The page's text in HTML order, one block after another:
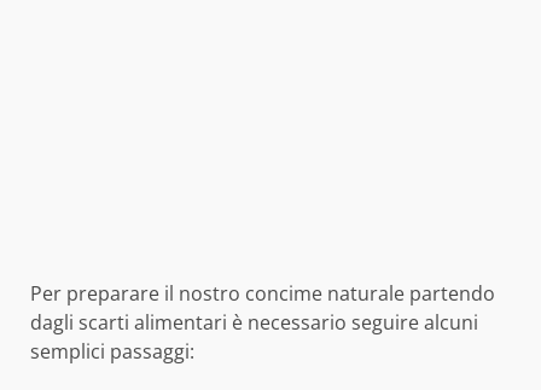
Per preparare il nostro concime naturale partendo
dagli scarti alimentari è necessario seguire alcuni
semplici passaggi: